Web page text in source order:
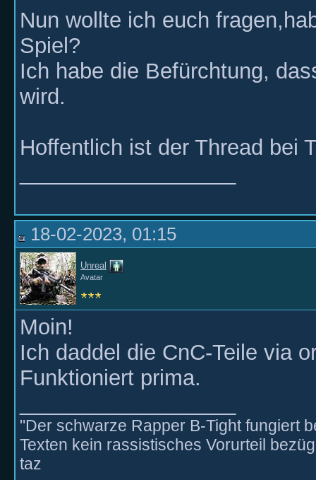
Nun wollte ich euch
Spiel?
Ich habe die Befürchtung,
wird.
Hoffentlich ist der Thread bei
18-02-2023, 01:15
Unreal
Avatar
Moin!
Ich daddel die CnC-Teile via
Funktioniert prima.
"Der schwarze Rapper B-Tight fungiert
Texten kein rassistisches Vorurteil
taz